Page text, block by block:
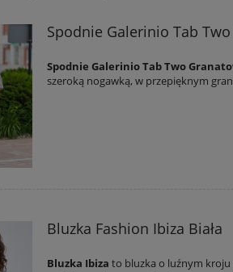
Spodnie Galerinio Tab
Spodnie Galerinio Tab Two
szeroką nogawką, w przepięknym
Bluzka Fashion Ibiza Biała
Bluzka Ibiza to bluzka o luźnym kroju